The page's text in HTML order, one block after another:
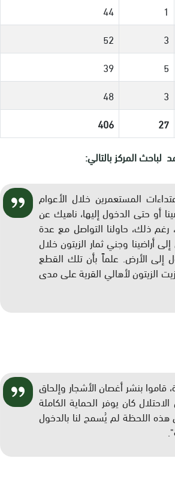
1
44
3
52
5
39
3
48
27
406
المركز بالتالي:
المستعمرين خلال الأعوام
أو حتى الدخول إليها، ناهيك عن
رغم ذلك، حاولنا التواصل مع عدة
أراضينا وجني ثمار الزيتون خلال
الدخول إلى الأرض. علماً بأن تلك القطع
الزيتون لأهالي القرية على مدى
حادة، قاموا بنشر أغصان الأشجار وإلحاق
كان يوفر الحماية الكاملة
هذه اللحظة لم يُسمح لنا بالدخول
."